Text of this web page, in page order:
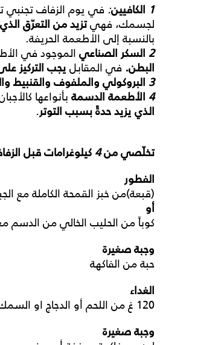
1 الكافيين: في يوم الزفاف تجنبي
لجسمك، فهيتزيدمن التعرّق الذي
بالنسبة إلى الأطعمة الحريفة.
2 السكر الصناعي الموجود في
البطن. في المقابل يجب التركيز
3 البروكولي والملفوف والقنبيط
4 الأطعمة الدسمة بأنواعها
الذي يزيدحدةًبسبب التوتر.
تخلّصيمن4 كيلوغراماتقبل
الفطور
(قبعة)من خبز القمحة الكاملة مع
أو
كوباً من الحليب الخالي من
وجبةصغيرة
حبة من الفاكهة
الغداء
120 غ من اللحم أو الدجاج او السمك مع السلطة دون نشويات لخفض الوزن بسرعة كبرى.
وجبةصغيرة